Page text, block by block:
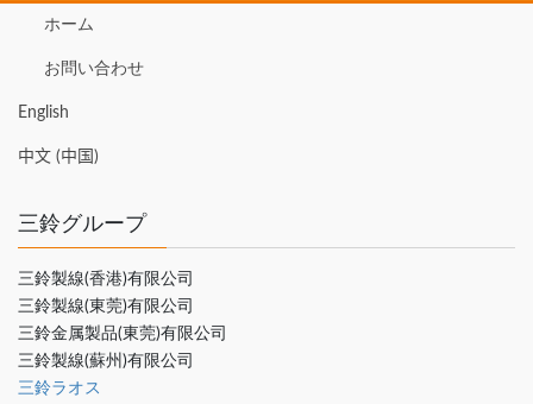
ホーム
お問い合わせ
English
中文 (中国)
三鈴グループ
三鈴製線(香港)有限公司
三鈴製線(東莞)有限公司
三鈴金属製品(東莞)有限公司
三鈴製線(蘇州)有限公司
三鈴ラオス